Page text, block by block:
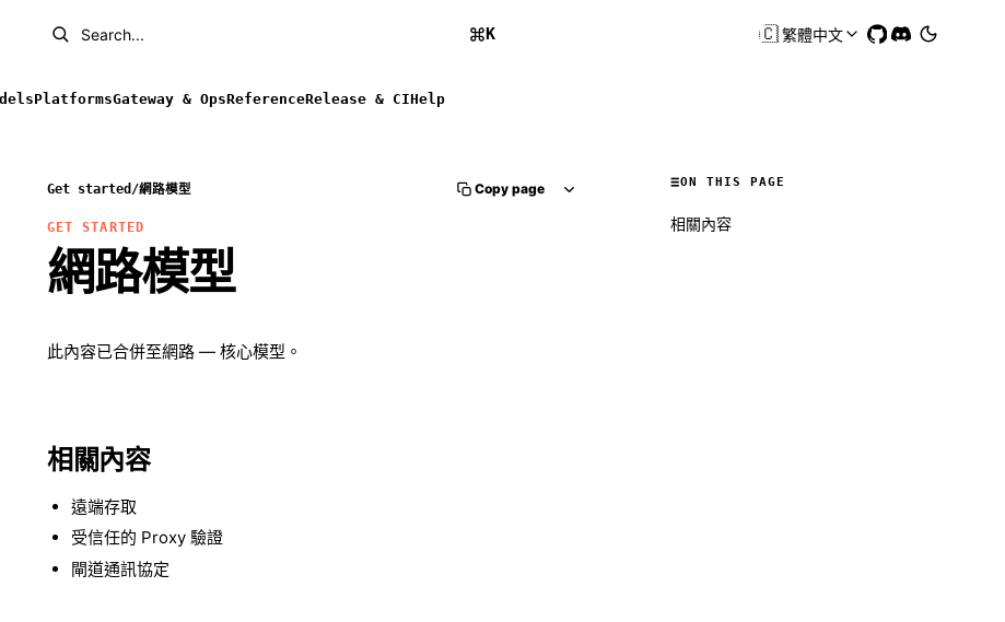
Search... K 🇨🇳繁體中文
PlatformsGateway & OpsReferenceRelease & CIHelp
Get started /網路模型 Copy page
GET STARTED
網路模型
此內容已合併至網路 — 核心模型 。
相關內容
遠端存取
受信任的 Proxy 驗證
閘道通訊協定
ON THIS PAGE
相關內容